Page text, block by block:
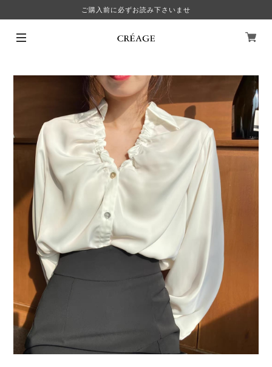
ご購入前に必ずお読み下さいませ